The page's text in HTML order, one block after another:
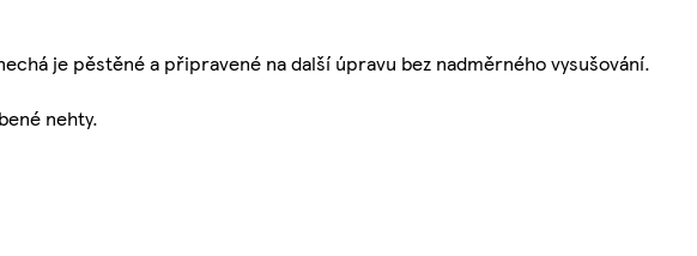
je pěstěné a připravené na další úpravu bez nadměrného vysušování.
nehty.